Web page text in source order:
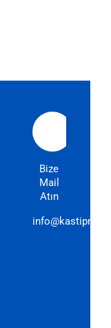
Bize
Mail
Atın